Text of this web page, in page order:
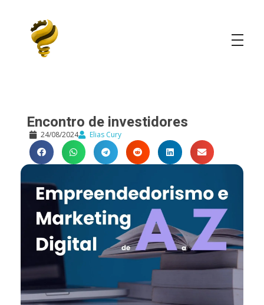
Encontro de investidores
24/08/2024 Elias Cury